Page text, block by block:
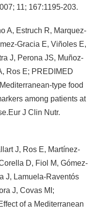
11; 167:1195-203.
A, Estruch R, Marquez-
Gracia E, Viñoles E,
J, Perona JS, Muñoz-
Ros E; PREDIMED
type food
among patients at
J Clin Nutr.
J, Ros E, Martínez-
D, Fiol M, Gómez-
J, Lamuela-Raventós
J, Covas MI;
of a Mediterranean